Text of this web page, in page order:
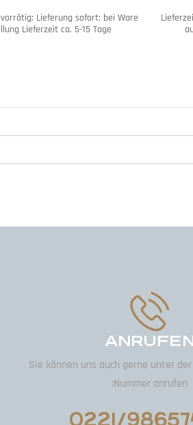
Lieferung sofort; bei Ware
Lieferzeit ca. 5-15 Tage
Sie können uns auch gerne unter
Nummer anrufen:
0221/